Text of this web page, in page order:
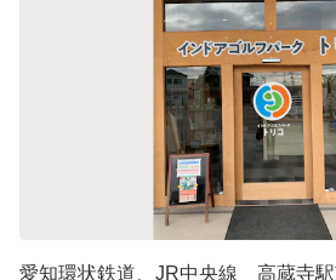
愛知環状鉄道、JR中央線 高蔵寺